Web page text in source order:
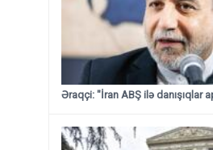
Əraqçi: "İran ABŞ ilə danışıqlar